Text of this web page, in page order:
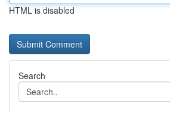
HTML is disabled
Search